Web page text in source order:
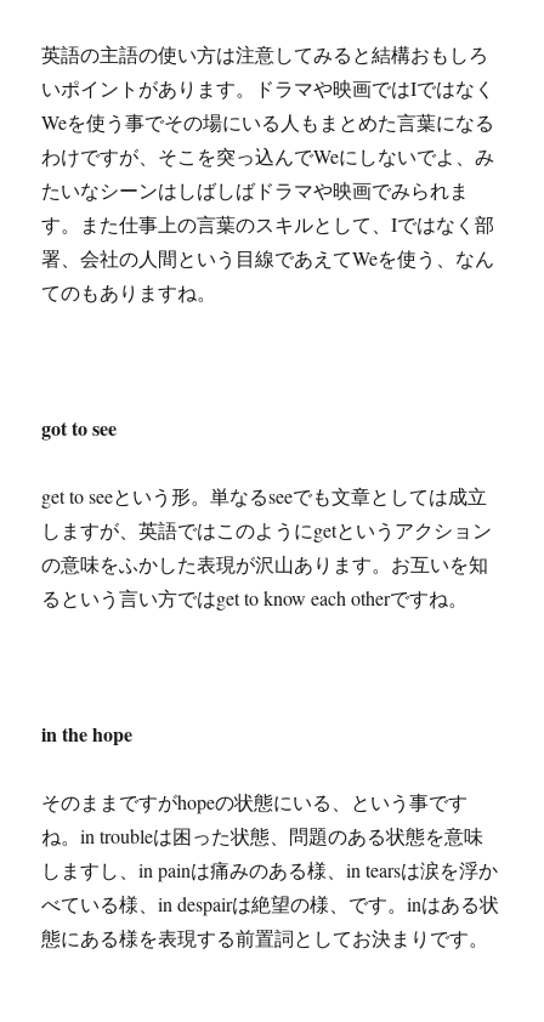
英語の主語の使い方は注意してみると結構おもしろ
いポイントがあります。ドラマや映画ではIではなく
Weを使う事でその場にいる人もまとめた言葉になる
わけですが、そこを突っ込んでWeにしないでよ、み
たいなシーンはしばしばドラマや映画でみられま
す。また仕事上の言葉のスキルとして、Iではなく部
署、会社の人間という目線であえてWeを使う、なん
てのもありますね。
got to see
get to seeという形。単なるseeでも文章としては成立
しますが、英語ではこのようにgetというアクション
の意味をふかした表現が沢山あります。お互いを知
るという言い方ではget to know each otherですね。
in the hope
そのままですがhopeの状態にいる、という事です
ね。in troubleは困った状態、問題のある状態を意味
しますし、in painは痛みのある様、in tearsは涙を浮か
べている様、in despairは絶望の様、です。inはある状
態にある様を表現する前置詞としてお決まりです。